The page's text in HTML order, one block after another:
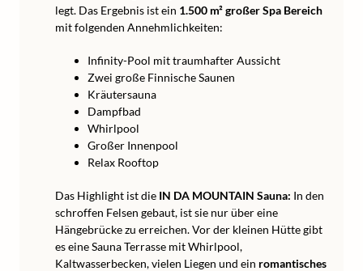
legt. Das Ergebnis ist ein 1.500 m² großer Spa Bereich
mit folgenden Annehmlichkeiten:
Infinity-Pool mit traumhafter Aussicht
Zwei große Finnische Saunen
Kräutersauna
Dampfbad
Whirlpool
Großer Innenpool
Relax Rooftop
Das Highlight ist die IN DA MOUNTAIN Sauna: In den
schroffen Felsen gebaut, ist sie nur über eine
Hängebrücke zu erreichen. Vor der kleinen Hütte gibt
es eine Sauna Terrasse mit Whirlpool,
Kaltwasserbecken, vielen Liegen und ein romantisches